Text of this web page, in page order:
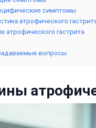
симптомы
атрофического
атрофического гастрита
вопросы